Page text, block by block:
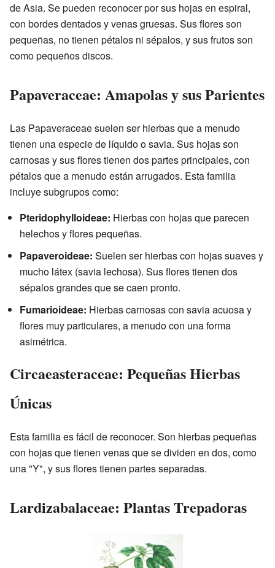
de Asia. Se pueden reconocer por sus hojas en espiral,
con bordes dentados y venas gruesas. Sus flores son
pequeñas, no tienen pétalos ni sépalos, y sus frutos son
como pequeños discos.
Papaveraceae: Amapolas y sus Parientes
Las Papaveraceae suelen ser hierbas que a menudo
tienen una especie de líquido o savia. Sus hojas son
carnosas y sus flores tienen dos partes principales, con
pétalos que a menudo están arrugados. Esta familia
incluye subgrupos como:
Pteridophylloideae: Hierbas con hojas que parecen
helechos y flores pequeñas.
Papaveroideae: Suelen ser hierbas con hojas suaves y
mucho látex (savia lechosa). Sus flores tienen dos
sépalos grandes que se caen pronto.
Fumarioideae: Hierbas carnosas con savia acuosa y
flores muy particulares, a menudo con una forma
asimétrica.
Circaeasteraceae: Pequeñas Hierbas
Únicas
Esta familia es fácil de reconocer. Son hierbas pequeñas
con hojas que tienen venas que se dividen en dos, como
una "Y", y sus flores tienen partes separadas.
Lardizabalaceae: Plantas Trepadoras